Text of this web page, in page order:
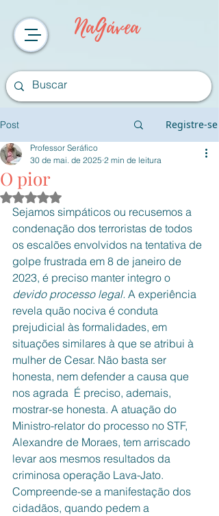
NaGávea
Post Registre-se
O pior
Professor Seráfico
30 de mai. de 2025 2 min de leitura
Avaliado com NaN de 5 estrelas.
Sejamos simpáticos ou recusemos a
condenação dos terroristas de todos
os escalões envolvidos na tentativa de
golpe frustrada em 8 de janeiro de
2023, é preciso manter integro o
devido processo legal. A experiência
revela quão nociva é conduta
prejudicial às formalidades, em
situações similares à que se atribui à
mulher de Cesar. Não basta ser
honesta, nem defender a causa que
nos agrada  É preciso, ademais,
mostrar-se honesta. A atuação do
Ministro-relator do processo no STF,
Alexandre de Moraes, tem arriscado
levar aos mesmos resultados da
criminosa operação Lava-Jato.
Compreende-se a manifestação dos
cidadãos, quando pedem a